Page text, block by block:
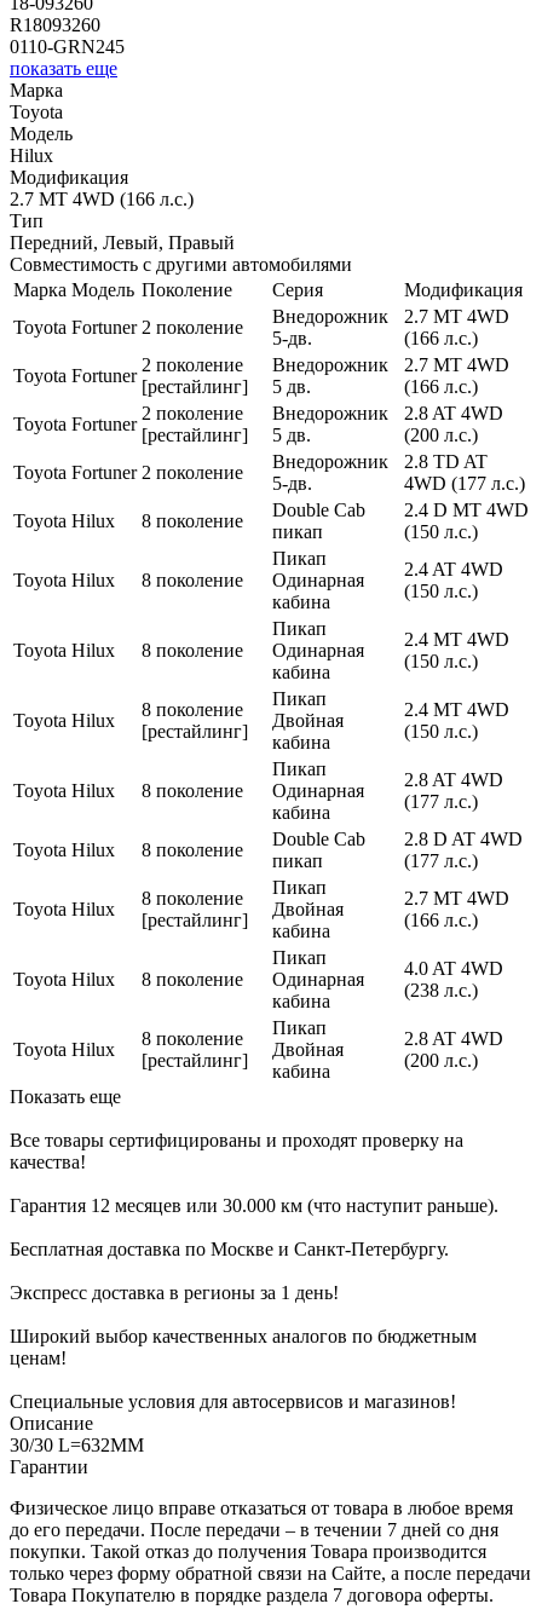
R18093260
0110-GRN245
показать еще
Марка
Toyota
Модель
Hilux
Модификация
2.7 MT 4WD (166 л.с.)
Тип
Передний, Левый, Правый
Совместимость с другими автомобилями
Марка Модель Поколение Серия
Модификация
Toyota Fortuner 2 поколение
Внедорожник
5-дв.
2.7 MT 4WD
(166 л.с.)
Toyota Fortuner
2 поколение
[рестайлинг]
Внедорожник
5 дв.
2.7 MT 4WD
(166 л.с.)
Toyota Fortuner
2 поколение
[рестайлинг]
Внедорожник
5 дв.
2.8 AT 4WD
(200 л.с.)
Toyota Fortuner 2 поколение
Внедорожник
5-дв.
2.8 TD AT
4WD (177 л.с.)
Toyota Hilux 8 поколение
Double Cab
пикап
2.4 D MT 4WD
(150 л.с.)
Toyota Hilux 8 поколение
Пикап
Одинарная
кабина
2.4 AT 4WD
(150 л.с.)
Toyota Hilux 8 поколение
Пикап
Одинарная
кабина
2.4 MT 4WD
(150 л.с.)
Toyota Hilux
8 поколение
[рестайлинг]
Пикап
Двойная
кабина
2.4 MT 4WD
(150 л.с.)
Toyota Hilux 8 поколение
Пикап
Одинарная
кабина
2.8 AT 4WD
(177 л.с.)
Toyota Hilux 8 поколение
Double Cab
пикап
2.8 D AT 4WD
(177 л.с.)
Toyota Hilux
8 поколение
[рестайлинг]
Пикап
Двойная
кабина
2.7 MT 4WD
(166 л.с.)
Toyota Hilux 8 поколение
Пикап
Одинарная
кабина
4.0 AT 4WD
(238 л.с.)
Toyota Hilux
8 поколение
[рестайлинг]
Пикап
Двойная
кабина
2.8 AT 4WD
(200 л.с.)
Показать еще
Все товары сертифицированы и проходят проверку на
качества!
Гарантия 12 месяцев или 30.000 км (что наступит раньше).
Бесплатная доставка по Москве и Санкт-Петербургу.
Экспресс доставка в регионы за 1 день!
Широкий выбор качественных аналогов по бюджетным
ценам!
Специальные условия для автосервисов и магазинов!
Описание
30/30 L=632MM
Гарантии
Физическое лицо вправе отказаться от товара в любое время
до его передачи. После передачи – в течении 7 дней со дня
покупки. Такой отказ до получения Товара производится
только через форму обратной связи на Сайте, а после передачи
Товара Покупателю в порядке раздела 7 договора оферты.